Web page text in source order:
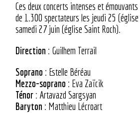
Ces deux concerts intenses et
de 1.300 spectateurs les jeudi 25
samedi 27 juin (église Saint Roch).
Direction : Guilhem Terrail
Soprano : Estelle Béréau
Mezzo-soprano : Eva Zaïcik
Ténor : Artavazd Sargsyan
Baryton : Matthieu Lécroart